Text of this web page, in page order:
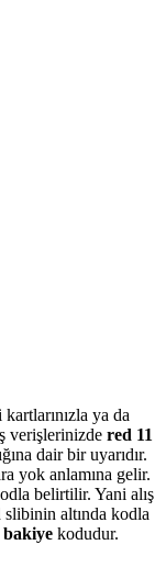
ya da
verişlerinizde red 11
dair bir uyarıdır.
yok anlamına gelir.
belirtilir. Yani alış
altında kodla
bakiye kodudur.